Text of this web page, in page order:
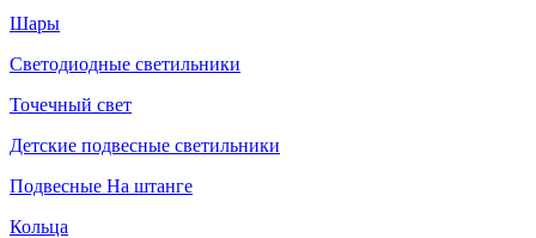
Шары
Светодиодные светильники
Точечный свет
Детские подвесные светильники
Подвесные На штанге
Кольца